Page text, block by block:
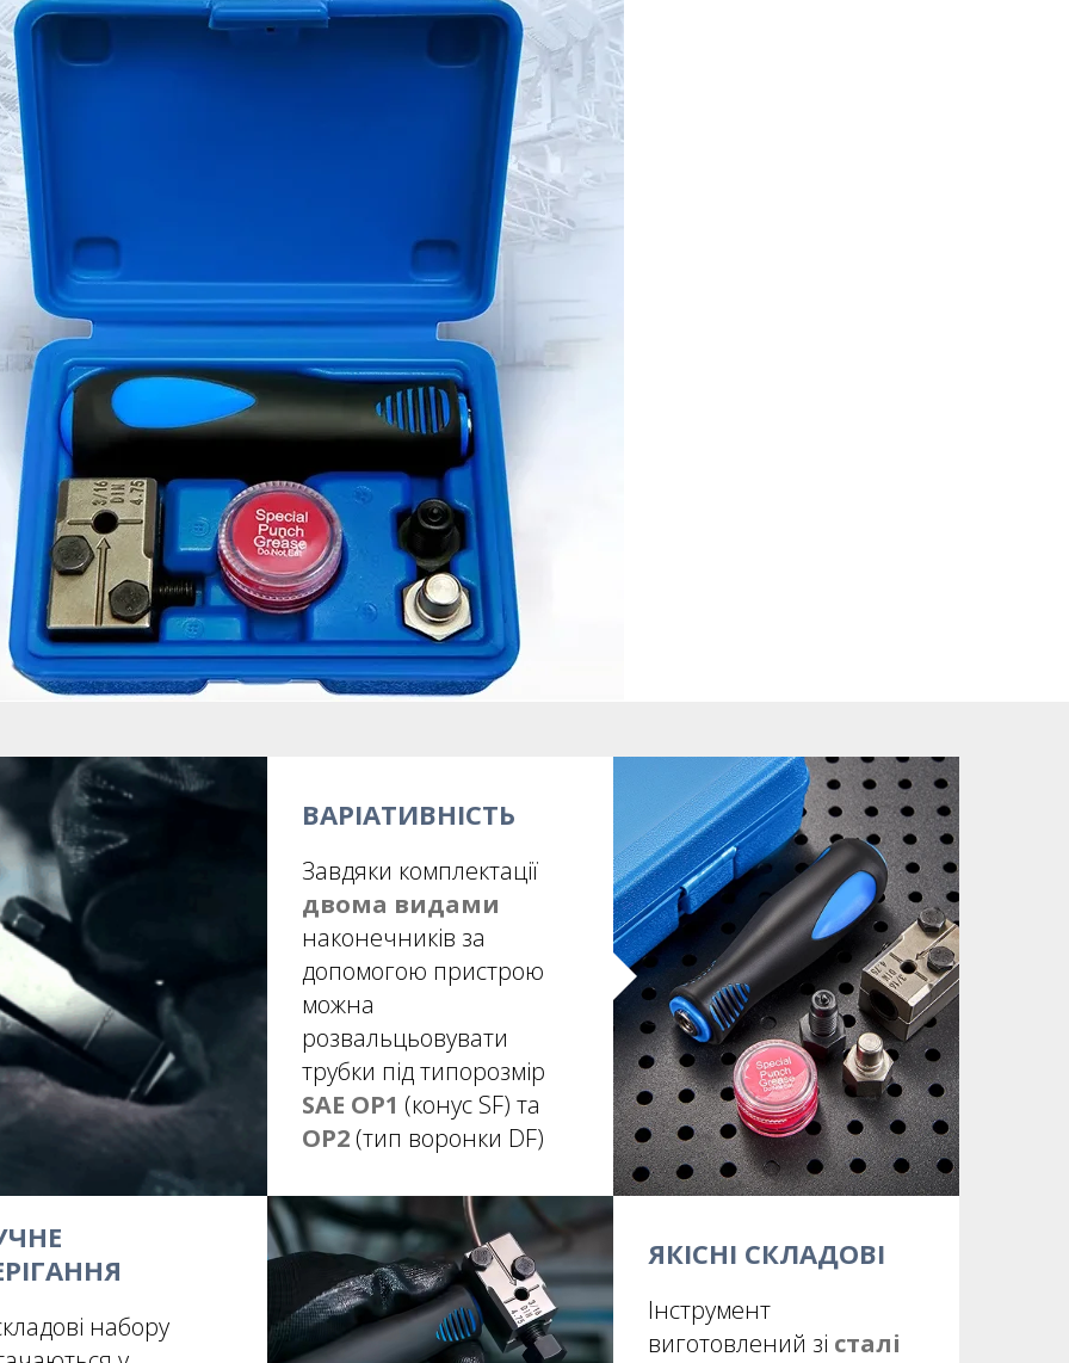
ВАРІАТИВНІСТЬ
Завдяки комплектації
двома видами
наконечників за
допомогою пристрою
можна
розвальцьовувати
трубки під типорозмір
SAE OP1 (конус SF) та
OP2 (тип воронки DF)
набору
ЯКІСНІ СКЛАДОВІ
Інструмент
виготовлений зі сталі